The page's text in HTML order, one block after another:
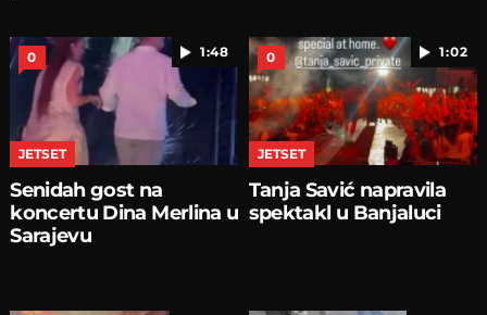
1:48
0
JETSET
Senidah gost na
koncertu Dina Merlina u
Sarajevu
1:02
0
JETSET
Tanja Savić napravila
spektakl u Banjaluci